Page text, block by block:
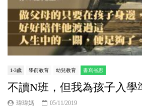
1-3歲 學前教育 幼兒教育 書寫省思
不讀N班，但我為孩子入學
瑋瑋媽 05/11/2019